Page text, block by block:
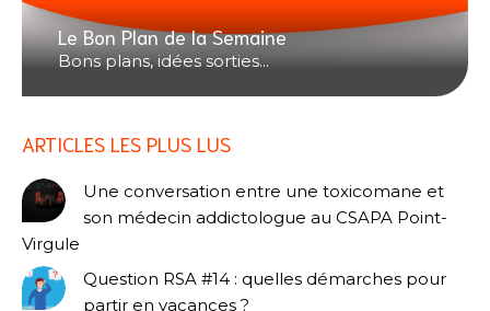
Le Bon Plan de la Semaine
Bons plans, idées sorties...
ARTICLES LES PLUS LUS
Une conversation entre une toxicomane et
son médecin addictologue au CSAPA Point-
Virgule
Question RSA #14 : quelles démarches pour
partir en vacances ?